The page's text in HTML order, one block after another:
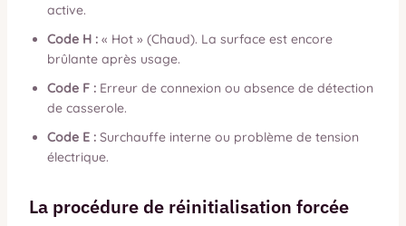
active.
Code H :« Hot » (Chaud). La surface est encore
brûlante après usage.
Code F :Erreur de connexion ou absence de détection
de casserole.
Code E :Surchauffe interne ou problème de tension
électrique.
La procédure de réinitialisation forcée